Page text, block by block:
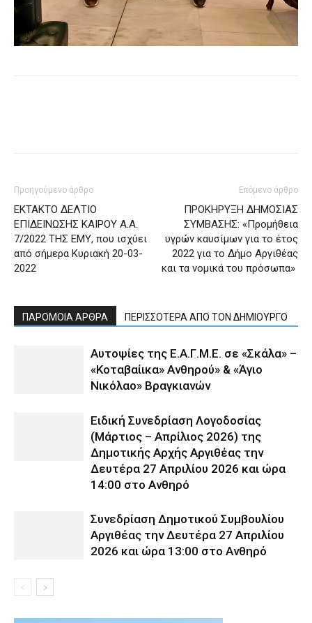
Προηγούμενο άρθρο
ΕΚΤΑΚΤΟ ΔΕΛΤΙΟ
ΕΠΙΔΕΙΝΩΣΗΣ ΚΑΙΡΟΥ Α.Α.
7/2022 ΤΗΣ ΕΜΥ, που ισχύει
από σήμερα Κυριακή 20-03-
2022
Επόμενο άρθρο
ΠΡΟΚΗΡΥΞΗ ΔΗΜΟΣΙΑΣ
ΣΥΜΒΑΣΗΣ: «Προμήθεια
υγρών καυσίμων για το έτος
2022 για το Δήμο Αργιθέας
και τα νομικά του πρόσωπα»
ΠΑΡΟΜΟΙΑ ΑΡΘΡΑ ΠΕΡΙΣΣΟΤΕΡΑ ΑΠΟ ΤΟΝ ΔΗΜΙΟΥΡΓΟ
Αυτοψίες της Ε.Α.Γ.Μ.Ε. σε «Σκάλα» –
«Κοταβαίικα» Ανθηρού» & «Άγιο
Νικόλαο» Βραγκιανών
Ειδική Συνεδρίαση Λογοδοσίας
(Μάρτιος – Απρίλιος 2026) της
Δημοτικής Αρχής Αργιθέας την
Δευτέρα 27 Απριλίου 2026 και ώρα
14:00 στο Ανθηρό
Συνεδρίαση Δημοτικού Συμβουλίου
Αργιθέας την Δευτέρα 27 Απριλίου
2026 και ώρα 13:00 στο Ανθηρό